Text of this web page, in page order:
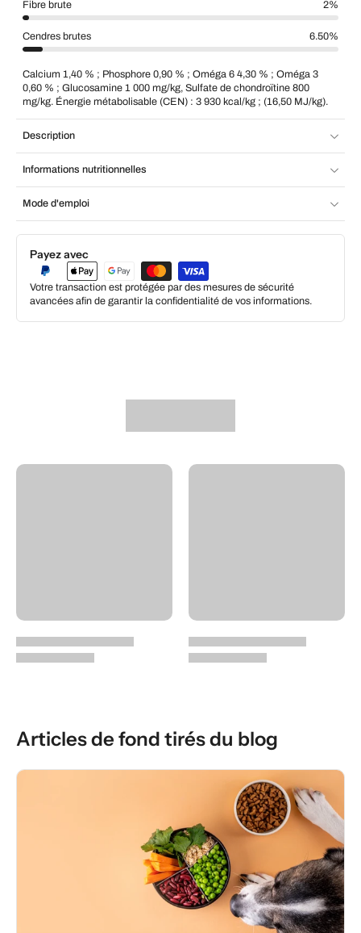
Fibre brute 2%
Cendres brutes 6.50%
Calcium 1,40 % ; Phosphore 0,90 % ; Oméga 6 4,30 % ; Oméga 3
0,60 % ; Glucosamine 1 000 mg/kg, Sulfate de chondroïtine 800
mg/kg. Énergie métabolisable (CEN) : 3 930 kcal/kg ; (16,50 MJ/kg).
Description
Informations nutritionnelles
Mode d'emploi
Payez avec
Votre transaction est protégée par des mesures de sécurité
avancées afin de garantir la confidentialité de vos informations.
Articles de fond tirés du blog